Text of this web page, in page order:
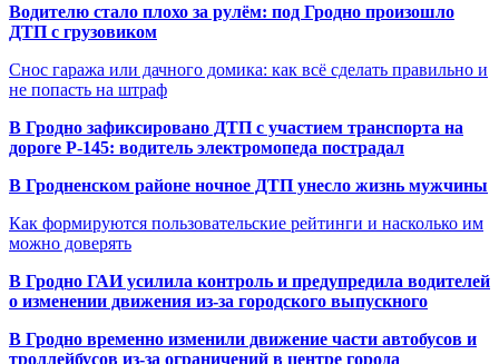
Водителю стало плохо за рулём: под Гродно произошло
ДТП с грузовиком
Снос гаража или дачного домика: как всё сделать правильно и
не попасть на штраф
В Гродно зафиксировано ДТП с участием транспорта на
дороге Р-145: водитель электромопеда пострадал
В Гродненском районе ночное ДТП унесло жизнь мужчины
Как формируются пользовательские рейтинги и насколько им
можно доверять
В Гродно ГАИ усилила контроль и предупредила водителей
о изменении движения из-за городского выпускного
В Гродно временно изменили движение части автобусов и
троллейбусов из-за ограничений в центре города